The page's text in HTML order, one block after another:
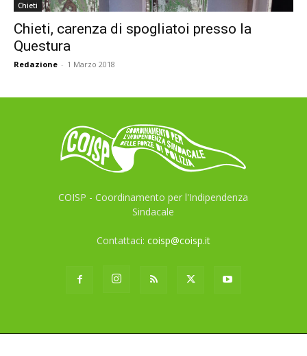
Chieti
Chieti, carenza di spogliatoi presso la
Questura
Redazione - 1 Marzo 2018
COISP - Coordinamento per l'Indipendenza
Sindacale
Contattaci: coisp@coisp.it